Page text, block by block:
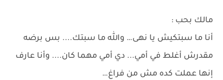
مالك بحب :
أنا ما سبتكيش يا نهى… والله ما سبتك.... بس برضه
مقدرش أغلط في أمي... دي أمي مهما كان.... وأنا عارف
إنها عملت كده مش من فراغ…